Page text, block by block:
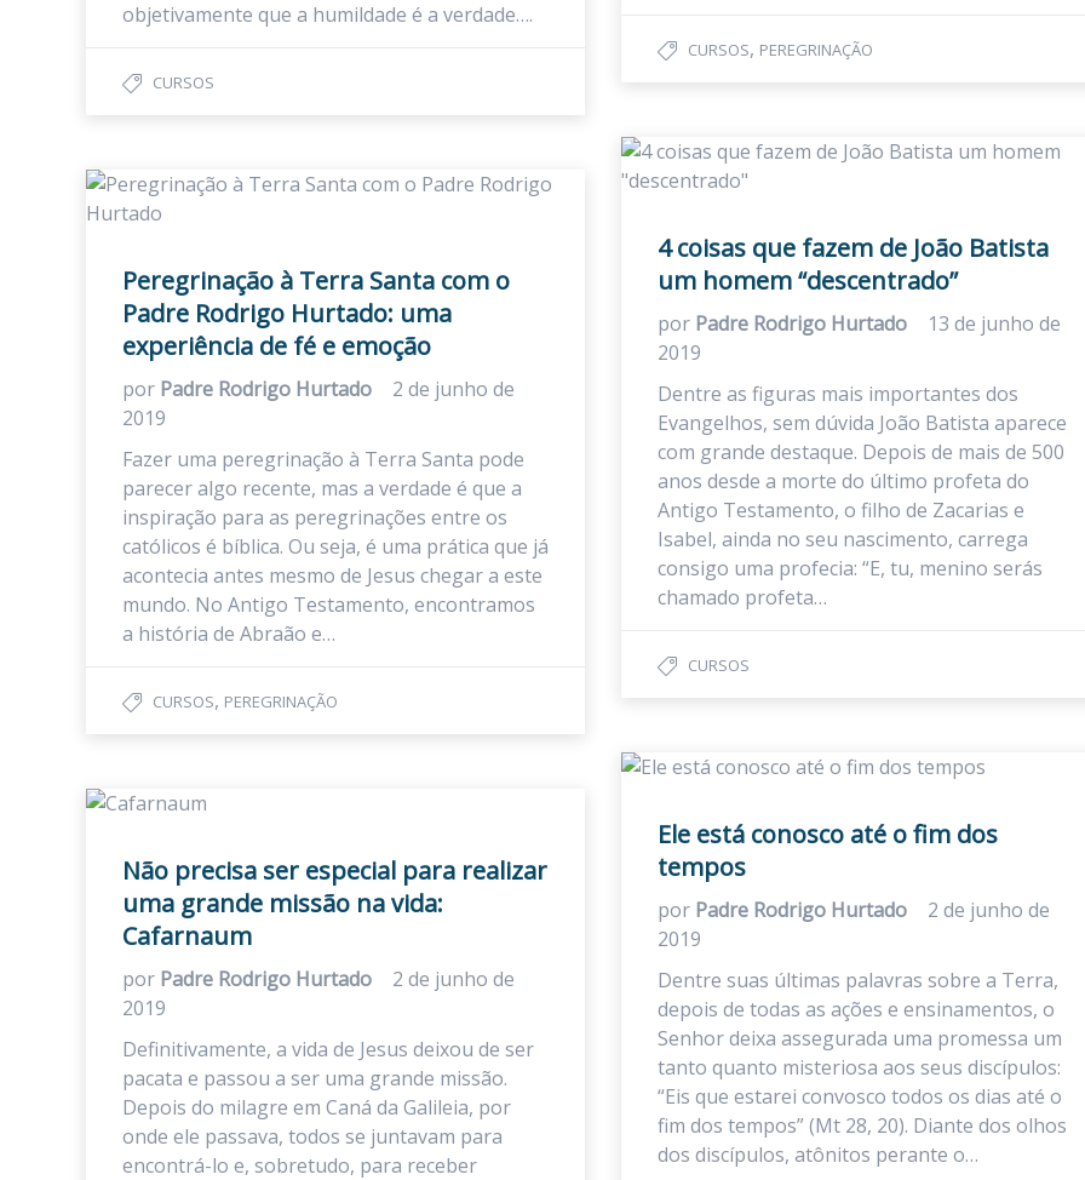
objetivamente que a humildade é a verdade….
CURSOS
CURSOS, PEREGRINAÇÃO
4 coisas que fazem de João Batista
um homem “descentrado”
por Padre Rodrigo Hurtado
13 de junho de
2019
Dentre as figuras mais importantes dos
Evangelhos, sem dúvida João Batista aparece
com grande destaque. Depois de mais de 500
anos desde a morte do último profeta do
Antigo Testamento, o filho de Zacarias e
Isabel, ainda no seu nascimento, carrega
consigo uma profecia: “E, tu, menino serás
chamado profeta…
CURSOS
Peregrinação à Terra Santa com o
Padre Rodrigo Hurtado: uma
experiência de fé e emoção
por Padre Rodrigo Hurtado
2 de junho de
2019
Fazer uma peregrinação à Terra Santa pode
parecer algo recente, mas a verdade é que a
inspiração para as peregrinações entre os
católicos é bíblica. Ou seja, é uma prática que já
acontecia antes mesmo de Jesus chegar a este
mundo. No Antigo Testamento, encontramos
a história de Abraão e…
CURSOS, PEREGRINAÇÃO
Ele está conosco até o fim dos
tempos
por Padre Rodrigo Hurtado
2 de junho de
2019
Dentre suas últimas palavras sobre a Terra,
depois de todas as ações e ensinamentos, o
Senhor deixa assegurada uma promessa um
tanto quanto misteriosa aos seus discípulos:
“Eis que estarei convosco todos os dias até o
fim dos tempos” (Mt 28, 20). Diante dos olhos
dos discípulos, atônitos perante o…
Não precisa ser especial para realizar
uma grande missão na vida:
Cafarnaum
por Padre Rodrigo Hurtado
2 de junho de
2019
Definitivamente, a vida de Jesus deixou de ser
pacata e passou a ser uma grande missão.
Depois do milagre em Caná da Galileia, por
onde ele passava, todos se juntavam para
encontrá-lo e, sobretudo, para receber